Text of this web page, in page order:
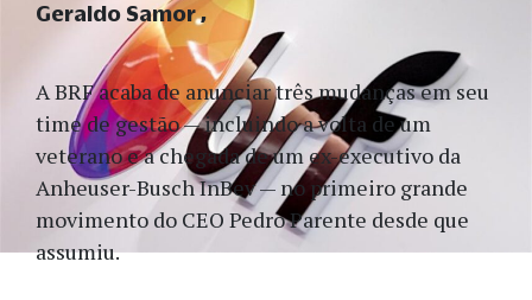
A BRF acaba de anunciar três mudanças em seu
time de gestão — incluindo a volta de um
veterano e a chegada de um ex-executivo da
Anheuser-Busch InBev — no primeiro grande
movimento do CEO Pedro Parente desde que
assumiu.
Geraldo Samor